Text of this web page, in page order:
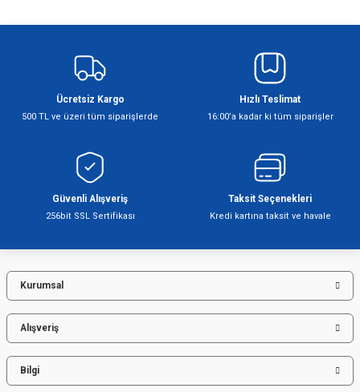
Görüş ve önerileriniz için teşekkür ederiz.
Ürün resmi kalitesiz, bozuk veya görüntülenemiyor.
Ürün bilgilerinde hatalar bulunuyor.
Ürün fiyatı diğer sitelerden daha pahalı.
Bu ürüne benzer farklı alternatifler olmalı.
Gönder
Ücretsiz Kargo
500 TL ve üzeri tüm siparişlerde
Hızlı Teslimat
16:00’a kadar ki tüm siparişler
Güvenli Alışveriş
256bit SSL Sertifikası
Taksit Seçenekleri
Kredi kartına taksit ve havale
Kurumsal
Alışveriş
Bilgi